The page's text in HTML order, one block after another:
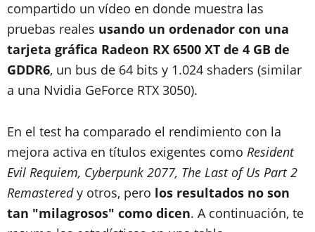
compartido un vídeo en donde muestra las
pruebas reales usando un ordenador con una
tarjeta gráfica Radeon RX 6500 XT de 4 GB de
GDDR6, un bus de 64 bits y 1.024 shaders (similar
a una Nvidia GeForce RTX 3050).
En el test ha comparado el rendimiento con la
mejora activa en títulos exigentes como Resident
Evil Requiem, Cyberpunk 2077, The Last of Us Part 2
Remasteredy otros, pero los resultados no son
tan "milagrosos" como dicen. A continuación, te